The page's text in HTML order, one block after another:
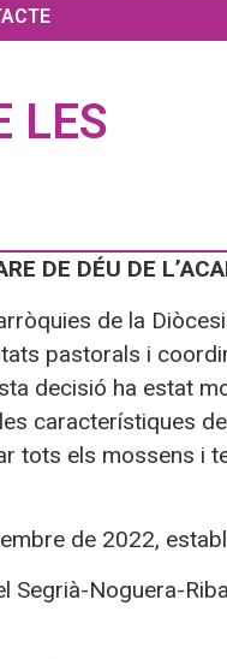
LES
DE DÉU DE
de la
pastorals i
decisió ha estat
característiques
tots els mossens i
de 2022,
Segrià-Noguera-